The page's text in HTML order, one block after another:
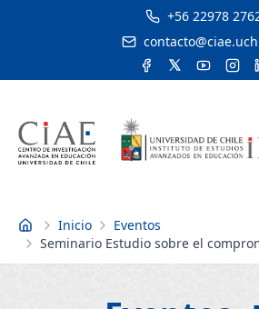
+56 22978
Inicio Inicio
Eventos
Seminario Estudio sobre el
estudiantes en clases de ciencia